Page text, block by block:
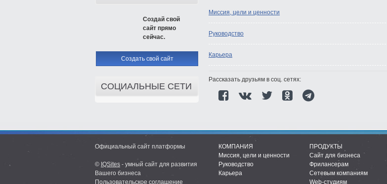
Создай свой
сайт прямо
сейчас.
Создать свой сайт
СОЦИАЛЬНЫЕ СЕТИ
Миссия, цели и ценности
Руководство
Карьера
Рассказать друзьям в соц. сетях:
Официальный сайт платформы
© IQSites - умный сайт для развития
Вашего бизнеса
Пользовательское соглашение
КОМПАНИЯ
Миссия, цели и ценности
Руководство
Карьера
ПРОДУКТЫ
Сайт для бизнеса
Фрилансерам
Сетевым компаниям
Web-студиям